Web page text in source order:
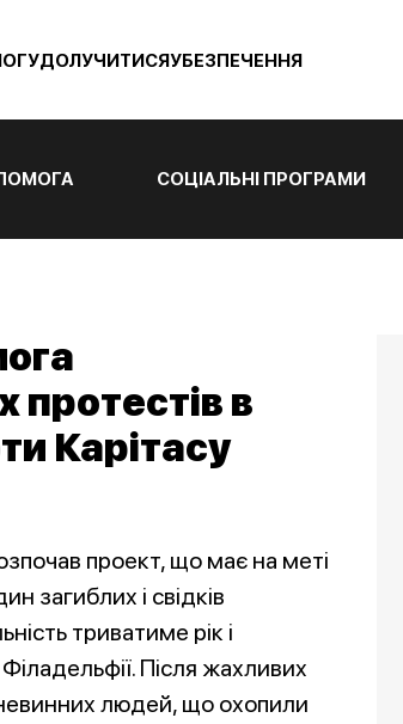
ДОЛУЧИТИСЯУБЕЗПЕЧЕННЯ
СОЦІАЛЬНІ ПРОГРАМИ
в
Карітасу
проект, що має на меті
загиблих і свідків
триватиме рік і
Після жахливих
людей, що охопили